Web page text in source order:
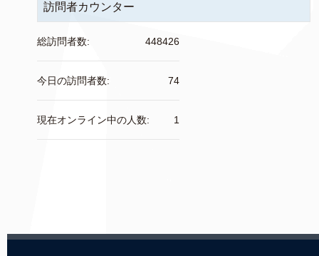
訪問者カウンター
448426
総訪問者数:
74
今日の訪問者数:
1
現在オンライン中の人数: